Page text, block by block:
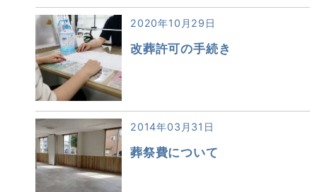
2020年10月29日
改葬許可の手続き
2014年03月31日
葬祭費について